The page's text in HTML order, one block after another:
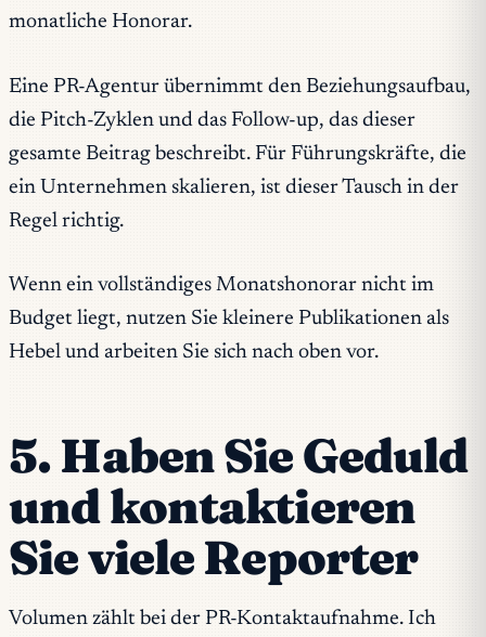
monatliche Honorar.
Eine PR-Agentur übernimmt den Beziehungsaufbau,
die Pitch-Zyklen und das Follow-up, das dieser
gesamte Beitrag beschreibt. Für Führungskräfte, die
ein Unternehmen skalieren, ist dieser Tausch in der
Regel richtig.
Wenn ein vollständiges Monatshonorar nicht im
Budget liegt, nutzen Sie kleinere Publikationen als
Hebel und arbeiten Sie sich nach oben vor.
5. Haben Sie Geduld
und kontaktieren
Sie viele Reporter
Volumen zählt bei der PR-Kontaktaufnahme. Ich